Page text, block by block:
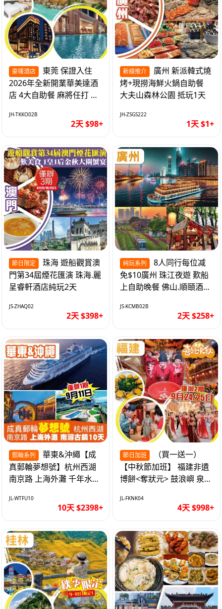
豪嘆酒店
2026年全新開業華美達酒
店 4大自助餐 麻將任打 抵
JH-TKKO02B
2天 $98+
新線推介
烤+現撈海鮮火鍋自助餐
大夫山森林公園 抵玩1天
JH-ZSGS222
1天 $1+
節日限定
門第34屆煙花匯演 珠海.麗
呈睿軒酒店純玩2天
JS-ZHAQ02
2天 $398+
純玩系列
免$10廣州 珠江夜遊 歎船
上自助晚餐 佛山.順頤酒店
JS-KCMB02B
2天 $258+
郵輪系列
真郵輪夢想號】杭州西湖
南京路 上海外灘 千年水鄉
自費10天
JL-WTFU10
10天 $2398+
節日加班
【中秋節加班】 福建非遺
博餅<奪狀元> 鼓浪嶼 泉州
車超值4天
JL-FKNK04
4天 $998+